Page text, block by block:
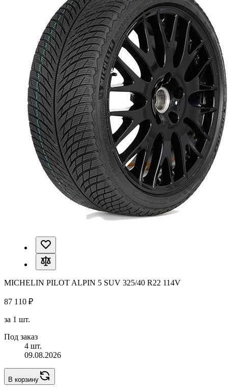
MICHELIN PILOT ALPIN 5 SUV 325/40 R22 114V
87 110 ₽
за 1 шт.
Под заказ
4 шт.
09.08.2026
В корзину